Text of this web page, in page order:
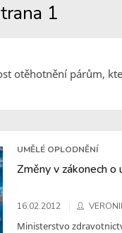
1
otěhotnění párům,
UMĚLÉ OPLODNĚNÍ
Změny v zákonech
16.02.2012
Ministerstvo